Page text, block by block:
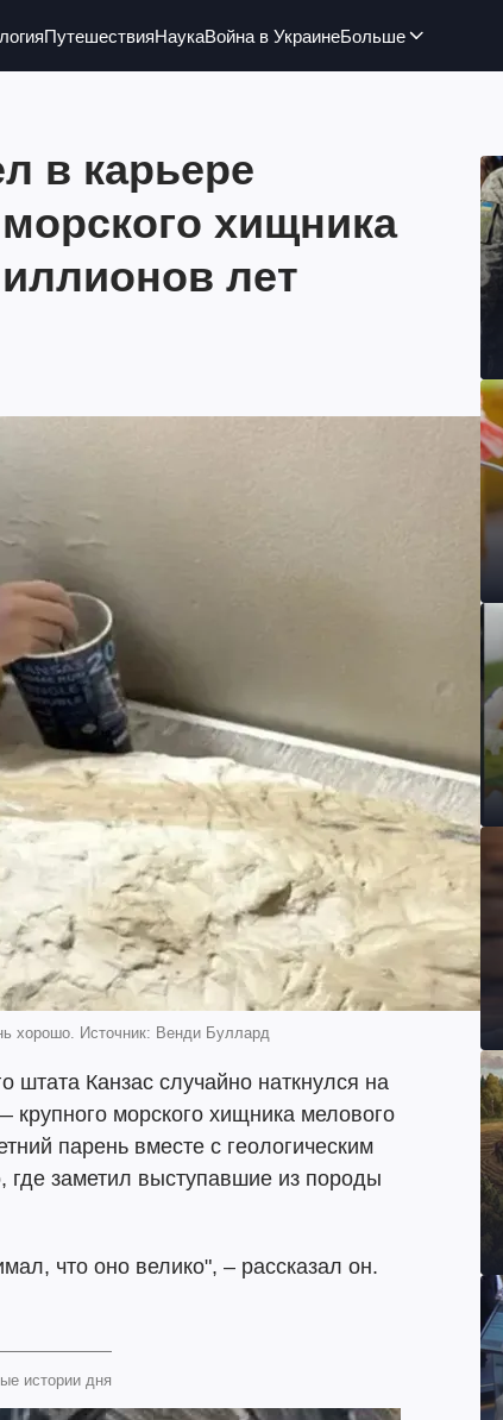
ПутешествияНаукаВойна в УкраинеБольше
в карьере
хищника
лет
хорошо. Источник: Венди Буллард
штата Канзас случайно наткнулся на
крупного морского хищника мелового
парень вместе с геологическим
где заметил выступавшие из породы
что оно велико", – рассказал он.
истории дня